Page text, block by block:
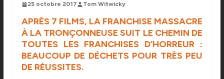
25 octobre 2017 Tom Witwicky
APRÈS 7 FILMS, LA FRANCHISE MASSACRE
À LA TRONÇONNEUSE SUIT LE CHEMIN DE
TOUTES LES FRANCHISES D’HORREUR :
BEAUCOUP DE DÉCHETS POUR TRÈS PEU
DE RÉUSSITES.